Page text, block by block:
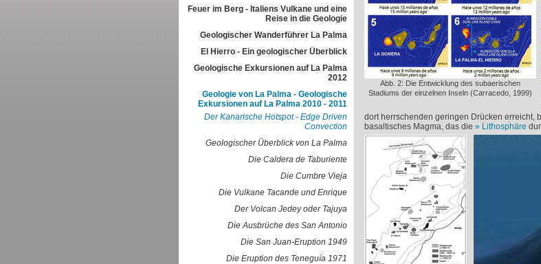
Feuer im Berg - Italiens Vulkane und eine
Reise in die Geologie
Geologischer Wanderführer La Palma
El Hierro - Ein geologischer Überblick
Geologische Exkursionen auf La Palma
2012
Geologie von La Palma - Geologische
Exkursionen auf La Palma 2010 - 2011
Der Kanarische Hotspot - Edge Driven
Convection
Geologischer Überblick von La Palma
Die Caldera de Taburiente
Die Cumbre Vieja
Die Vulkane Tacande und Enrique
Der Volcan Jedey oder Tajuya
Die Ausbrüche des San Antonio
Die San Juan-Eruption 1949
Die Eruption des Teneguía 1971
Abb. 2: Die Entwicklung des subaerischen
Stadiums der einzelnen Inseln (Carracedo, 1999)
dort herrschenden geringen Drücken erreicht,
basaltisches Magma, das die
Lithosphäre